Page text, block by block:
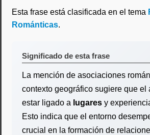
Esta frase está clasificada en el tema
Románticas.
Significado de esta frase
La mención de asociaciones
contexto geográfico sugiere que el
estar ligado a lugares y
Esto indica que el entorno
crucial en la formación de